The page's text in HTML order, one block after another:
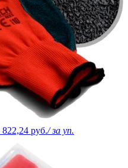
822,24 руб./ за уп.